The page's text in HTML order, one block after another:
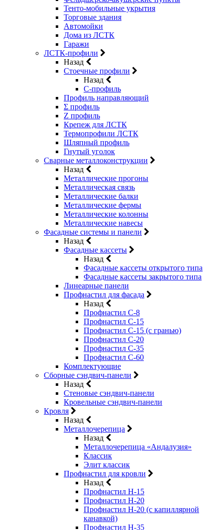
Тенто-мобильные укрытия
Торговые здания
Автомойки
Дома из ЛСТК
Гаражи
ЛСТК-профили
Назад
Стоечные профили
Назад
C-профиль
Профиль направляющий
Σ профиль
Z профиль
Крепеж для ЛСТК
Термопрофили ЛСТК
Шляпный профиль
Гнутый уголок
Сварные металлоконструкции
Назад
Металлические прогоны
Металлическая связь
Металлические балки
Металлические фермы
Металлические колонны
Металлические навесы
Фасадные системы и панели
Назад
Фасадные кассеты
Назад
Фасадные кассеты открытого типа
Фасадные кассеты закрытого типа
Линеарные панели
Профнастил для фасада
Назад
Профнастил С-8
Профнастил С-15
Профнастил С-15 (с гранью)
Профнастил С-20
Профнастил С-35
Профнастил С-60
Комплектующие
Сборные сэндвич-панели
Назад
Стеновые сэндвич-панели
Кровельные сэндвич-панели
Кровля
Назад
Металлочерепица
Назад
Металлочерепица «Андалузия»
Классик
Элит классик
Профнастил для кровли
Назад
Профнастил Н-15
Профнастил Н-20
Профнастил Н-20 (с капиллярной
канавкой)
Профнастил Н-35